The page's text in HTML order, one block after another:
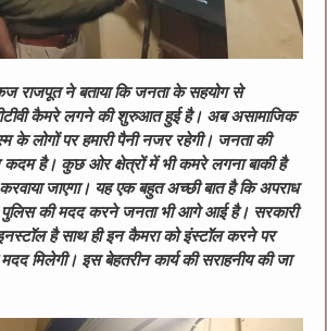
राजपूत ने बताया कि जनता के सहयोग से
कैमरे लगने की शुरुआत हुई है। अब असामाजिक
के लोगों पर हमारी पैनी नजर रहेगी। जनता की
है। कुछ ओर क्षेत्रों में भी कमरे लगना बाकी है
जाएगा। यह एक बहुत अच्छी बात है कि अपराध
की मदद करने जनता भी आगे आई है। सरकारी
है साथ ही इन कैमरा को इंस्टॉल करने पर
मिलेगी। इस बेहतरीन कार्य की सराहनीय की जा